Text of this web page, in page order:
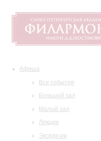
Афиша
Все события
Большой зал
Малый зал
Лекции
Экскурсии